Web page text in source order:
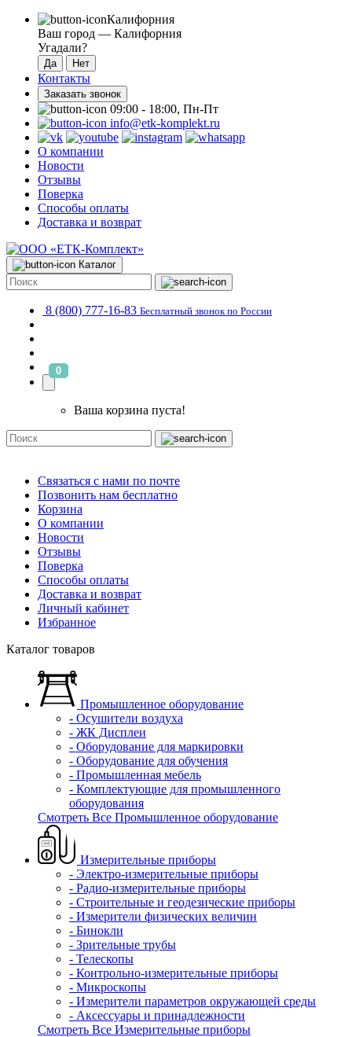
Калифорния
Ваш город — Калифорния
Угадали?
Контакты
Заказать звонок
09:00 - 18:00, Пн-Пт
info@etk-komplekt.ru
О компании
Новости
Отзывы
Поверка
Способы оплаты
Доставка и возврат
Каталог
8 (800) 777-16-83 Бесплатный звонок по России
0
Ваша корзина пуста!
Связаться с нами по почте
Позвонить нам бесплатно
Корзина
О компании
Новости
Отзывы
Поверка
Способы оплаты
Доставка и возврат
Личный кабинет
Избранное
Каталог товаров
Промышленное оборудование
- Осушители воздуха
- ЖК Дисплеи
- Оборудование для маркировки
- Оборудование для обучения
- Промышленная мебель
- Комплектующие для промышленного
оборудования
Смотреть Все Промышленное оборудование
Измерительные приборы
- Электро-измерительные приборы
- Радио-измерительные приборы
- Строительные и геодезические приборы
- Измерители физических величин
- Бинокли
- Зрительные трубы
- Телескопы
- Контрольно-измерительные приборы
- Микроскопы
- Измерители параметров окружающей среды
- Аксессуары и принадлежности
Смотреть Все Измерительные приборы